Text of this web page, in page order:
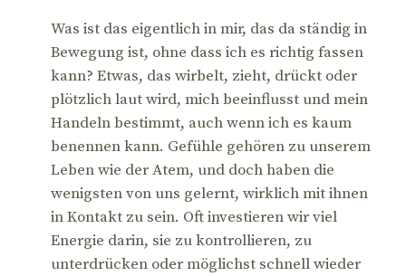
Was ist das eigentlich in mir, das da ständig in
Bewegung ist, ohne dass ich es richtig fassen
kann? Etwas, das wirbelt, zieht, drückt oder
plötzlich laut wird, mich beeinflusst und mein
Handeln bestimmt, auch wenn ich es kaum
benennen kann. Gefühle gehören zu unserem
Leben wie der Atem, und doch haben die
wenigsten von uns gelernt, wirklich mit ihnen
in Kontakt zu sein. Oft investieren wir viel
Energie darin, sie zu kontrollieren, zu
unterdrücken oder möglichst schnell wieder